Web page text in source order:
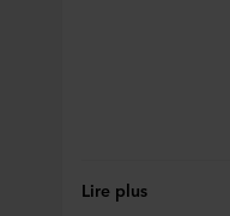
Lire plus